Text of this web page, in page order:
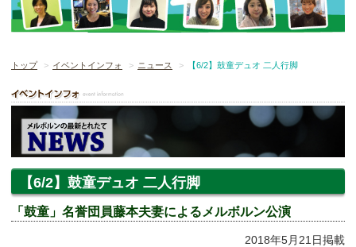
トップ イベントインフォ ニュース 【6/2】鼓童デュオ 二人行脚
【6/2】鼓童デュオ 二人行脚
「鼓童」名誉団員藤本夫妻によるメルボルン公演
2018年5月21日掲載